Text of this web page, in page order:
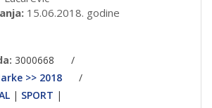
15.06.2018. godine
3000668
/
>> 2018
/
| SPORT |